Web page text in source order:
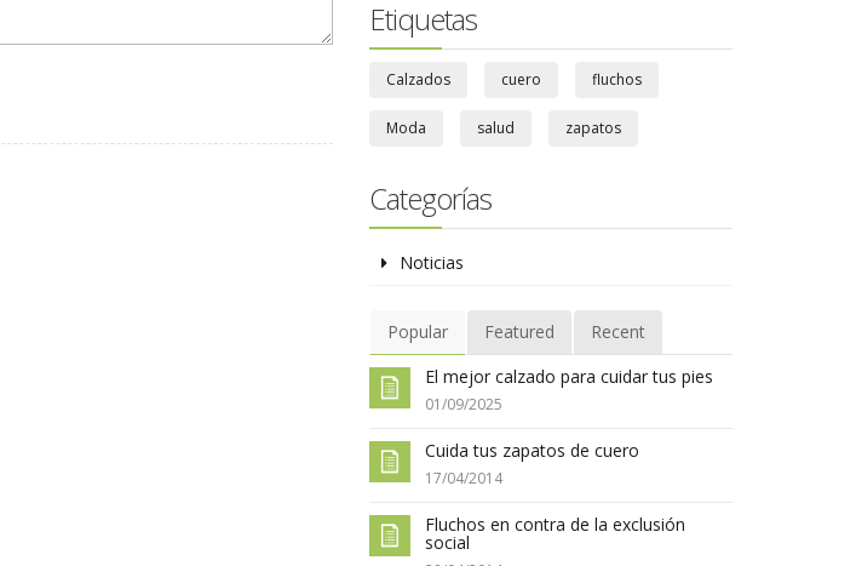
Etiquetas
Calzados cuero fluchos
Moda salud zapatos
Categorías
Noticias
Popular Featured
Recent
El mejor calzado para cuidar tus pies
01/09/2025
Cuida tus zapatos de cuero
17/04/2014
Fluchos en contra de la exclusión
social